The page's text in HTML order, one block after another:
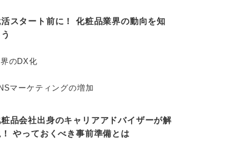
スタート前に！ 化粧品業界の動向を知
のDX化
マーケティングの増加
品会社出身のキャリアアドバイザーが解
やっておくべき事前準備とは